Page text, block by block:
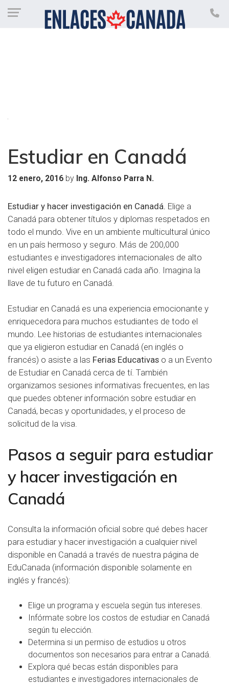
Estudiar en Canadá
12 enero, 2016 by Ing. Alfonso Parra N.
Estudiar y hacer investigación en Canadá. Elige a
Canadá para obtener títulos y diplomas respetados en
todo el mundo. Vive en un ambiente multicultural único
en un país hermoso y seguro. Más de 200,000
estudiantes e investigadores internacionales de alto
nivel eligen estudiar en Canadá cada año. Imagina la
llave de tu futuro en Canadá.
Estudiar en Canadá es una experiencia emocionante y
enriquecedora para muchos estudiantes de todo el
mundo. Lee historias de estudiantes internacionales
que ya eligieron estudiar en Canadá (en inglés o
francés) o asiste a las Ferias Educativas o a un Evento
de Estudiar en Canadá cerca de tí. También
organizamos sesiones informativas frecuentes, en las
que puedes obtener información sobre estudiar en
Canadá, becas y oportunidades, y el proceso de
solicitud de la visa.
Pasos a seguir para estudiar
y hacer investigación en
Canadá
Consulta la información oficial sobre qué debes hacer
para estudiar y hacer investigación a cualquier nivel
disponible en Canadá a través de nuestra página de
EduCanada (información disponible solamente en
inglés y francés):
Elige un programa y escuela según tus intereses.
Infórmate sobre los costos de estudiar en Canadá
según tu elección.
Determina si un permiso de estudios u otros
documentos son necesarios para entrar a Canadá.
Explora qué becas están disponibles para
estudiantes e investigadores internacionales de